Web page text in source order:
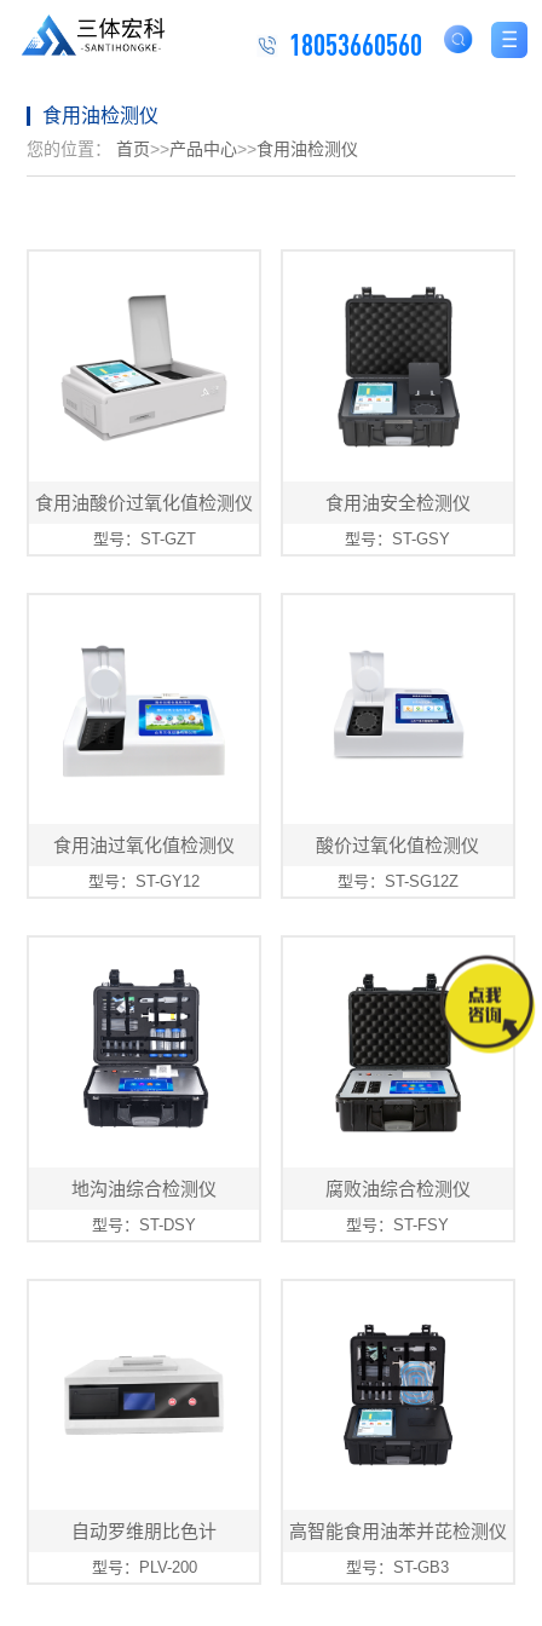
18053660560
食用油检测仪
您的位置： 首页>>产品中心>>食用油检测仪
食用油酸价过氧化值检测仪
型号：ST-GZT
食用油安全检测仪
型号：ST-GSY
食用油过氧化值检测仪
型号：ST-GY12
酸价过氧化值检测仪
型号：ST-SG12Z
地沟油综合检测仪
型号：ST-DSY
腐败油综合检测仪
型号：ST-FSY
自动罗维朋比色计
型号：PLV-200
高智能食用油苯并芘检测仪
型号：ST-GB3